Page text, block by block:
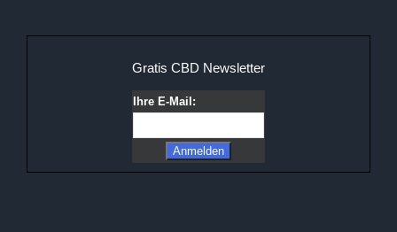
Gratis CBD Newsletter
Ihre E-Mail: